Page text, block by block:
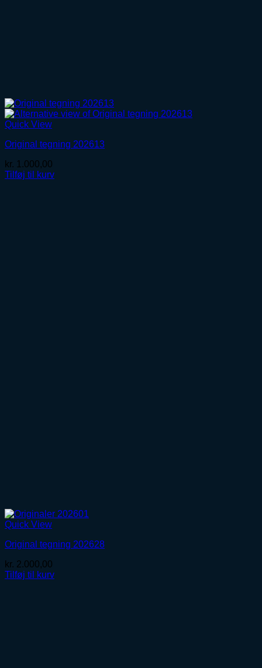
Quick View
Original tegning 202613
kr. 1.000,00
Tilføj til kurv
Quick View
Original tegning 202628
kr. 2.000,00
Tilføj til kurv